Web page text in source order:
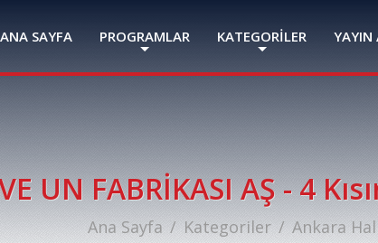
ANA SAYFA PROGRAMLAR KATEGORİLER YAYIN
UN FABRİKASI AŞ - 4
Ana Sayfa Kategoriler Ankara